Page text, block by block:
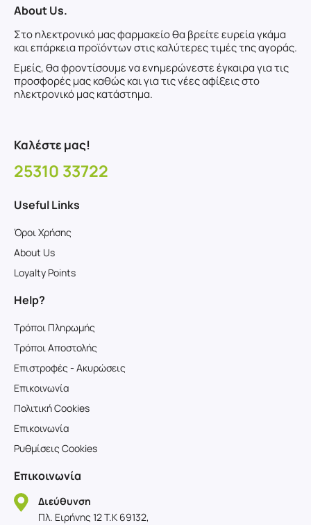
About Us.
Στο ηλεκτρονικό μας φαρμακείο θα βρείτε ευρεία γκάμα
και επάρκεια προϊόντων στις καλύτερες τιμές της αγοράς.
Εμείς, θα φροντίσουμε να ενημερώνεστε έγκαιρα για τις
προσφορές μας καθώς και για τις νέες αφίξεις στο
ηλεκτρονικό μας κατάστημα.
Καλέστε μας!
25310 33722
Useful Links
Όροι Χρήσης
About Us
Loyalty Points
Help?
Τρόποι Πληρωμής
Τρόποι Αποστολής
Επιστροφές - Ακυρώσεις
Επικοινωνία
Πολιτική Cookies
Επικοινωνία
Ρυθμίσεις Cookies
Επικοινωνία
Διεύθυνση
Πλ. Ειρήνης 12 T.K 69132,